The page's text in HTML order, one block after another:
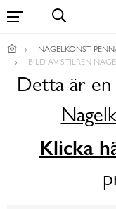
NAGELKONST
BILD AV STILREN
Detta är
Klicka